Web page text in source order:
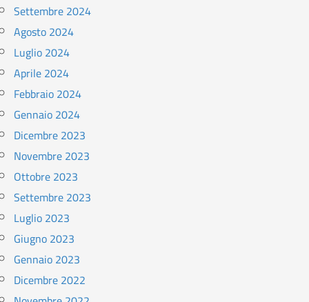
Settembre 2024
Agosto 2024
Luglio 2024
Aprile 2024
Febbraio 2024
Gennaio 2024
Dicembre 2023
Novembre 2023
Ottobre 2023
Settembre 2023
Luglio 2023
Giugno 2023
Gennaio 2023
Dicembre 2022